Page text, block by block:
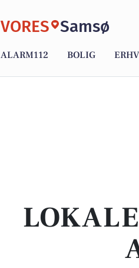
VORES Samsø
ALARM112 BOLIG